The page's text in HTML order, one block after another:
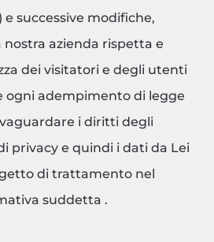
successive modifiche,
azienda rispetta e
dei visitatori e degli utenti
ogni adempimento di legge
i diritti degli
privacy e quindi i dati da Lei
di trattamento nel
suddetta .